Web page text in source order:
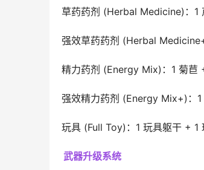
草药药剂 (Herbal Medicine)：1
强效草药药剂 (Herbal
精力药剂 (Energy Mix)：1 菊苣
强效精力药剂 (Energy Mix+)：1
玩具 (Full Toy)：1 玩具躯干 + 1
武器升级系统